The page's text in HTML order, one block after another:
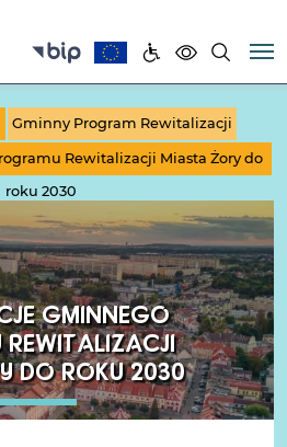
Gminny Program Rewitalizacji
Rewitalizacji Miasta Żory do
roku 2030
GMINNEGO
DO ROKU 2030